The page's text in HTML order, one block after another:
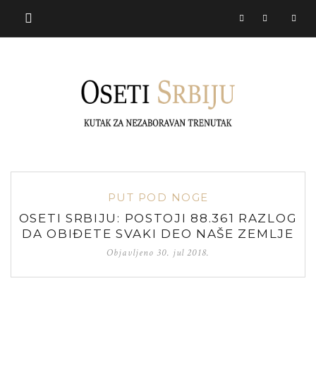
PUT POD NOGE
OSETI SRBIJU: POSTOJI 88.361 RAZLOG
DA OBIĐETE SVAKI DEO NAŠE ZEMLJE
Objavljeno30. jul 2018.